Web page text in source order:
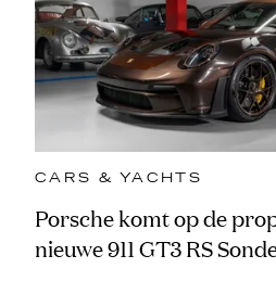
CARS & YACHTS
Porsche komt op de
nieuwe 911 GT3 RS